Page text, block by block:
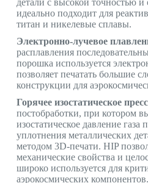
детали с высокой точностью
идеально подходит для
титан и никелевые сплавы.
Электронно-лучевое
расплавления
порошка используется
позволяет печатать большие
конструкции для
Горячее изостатическое
постобработки, при котором
изостатическое давление
уплотнения металлических
методом 3D-печати. HIP
механические свойства и
широко используется для
аэрокосмических компонентов.